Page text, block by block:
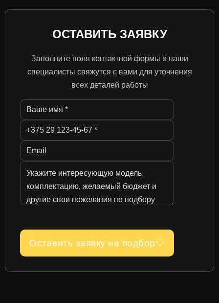
ОСТАВИТЬ ЗАЯВКУ
Заполните поля контактной формы и наши
специалисты свяжутся с вами для уточнения
всех деталей работы
Оставить заявку на подбор